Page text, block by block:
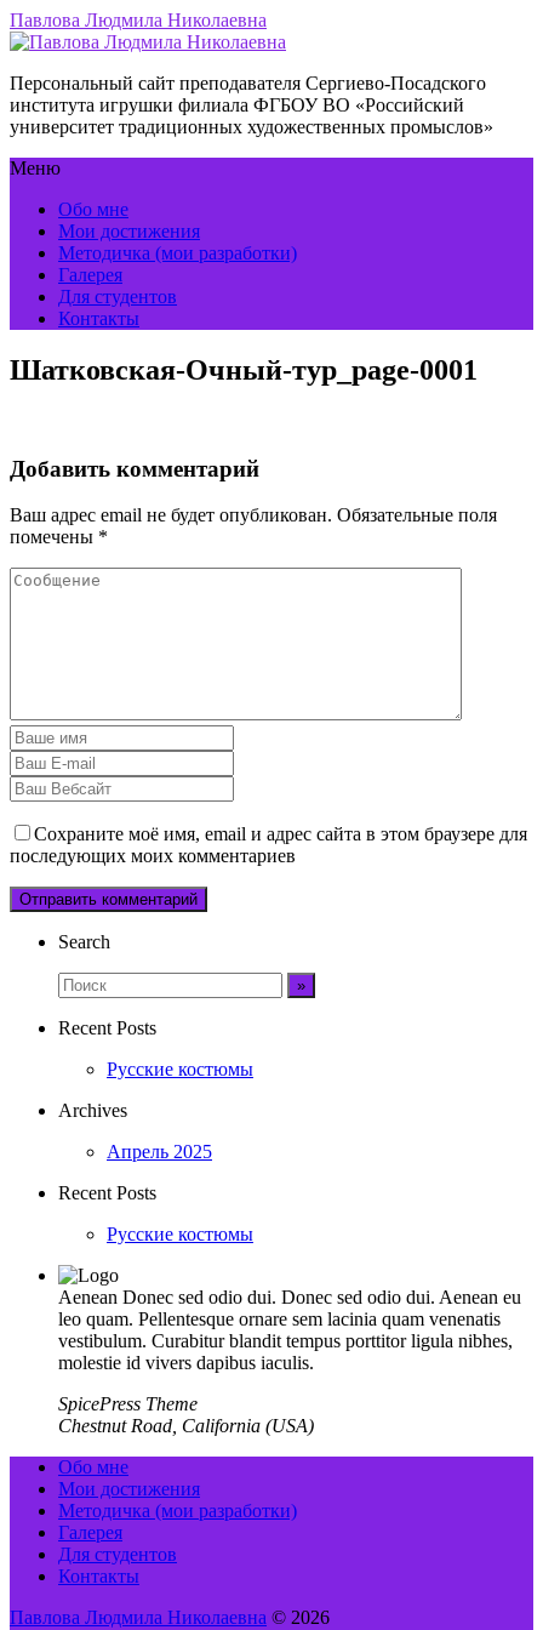
Павлова Людмила Николаевна
Персональный сайт преподавателя Сергиево-Посадского
института игрушки филиала ФГБОУ ВО «Российский
университет традиционных художественных промыслов»
Меню
Обо мне
Мои достижения
Методичка (мои разработки)
Галерея
Для студентов
Контакты
Шатковская-Очный-тур_page-0001
Добавить комментарий
Ваш адрес email не будет опубликован. Обязательные поля
помечены *
Сохраните моё имя, email и адрес сайта в этом браузере для
последующих моих комментариев
Search
Recent Posts
Русские костюмы
Archives
Апрель 2025
Recent Posts
Русские костюмы
Aenean Donec sed odio dui. Donec sed odio dui. Aenean eu
leo quam. Pellentesque ornare sem lacinia quam venenatis
vestibulum. Curabitur blandit tempus porttitor ligula nibhes,
molestie id vivers dapibus iaculis.
SpicePress Theme
Chestnut Road, California (USA)
Обо мне
Мои достижения
Методичка (мои разработки)
Галерея
Для студентов
Контакты
Павлова Людмила Николаевна © 2026